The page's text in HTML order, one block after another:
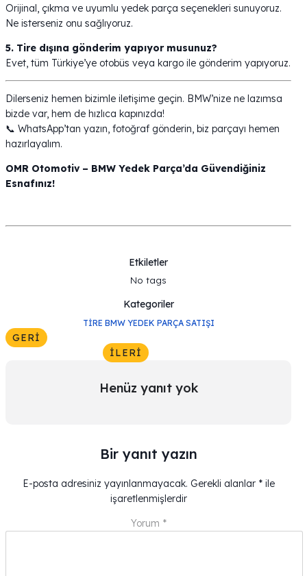
Orijinal, çıkma ve uyumlu yedek parça seçenekleri sunuyoruz.
Ne isterseniz onu sağlıyoruz.
5. Tire dışına gönderim yapıyor musunuz?
Evet, tüm Türkiye’ye otobüs veya kargo ile gönderim yapıyoruz.
Dilerseniz hemen bizimle iletişime geçin. BMW’nize ne lazımsa
bizde var, hem de hızlıca kapınızda!
📞 WhatsApp’tan yazın, fotoğraf gönderin, biz parçayı hemen
hazırlayalım.
OMR Otomotiv – BMW Yedek Parça’da Güvendiğiniz
Esnafınız!
Etkiletler
No tags
Kategoriler
TIRE BMW YEDEK PARÇA SATIŞI
GERI
İLERI
Henüz yanıt yok
Bir yanıt yazın
E-posta adresiniz yayınlanmayacak. Gerekli alanlar *ile
işaretlenmişlerdir
Yorum *